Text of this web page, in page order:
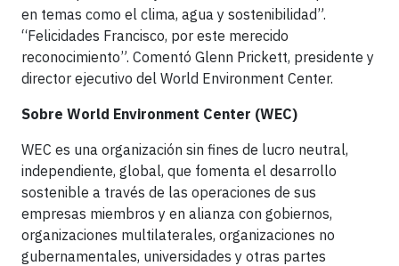
en temas como el clima, agua y sostenibilidad”.
“Felicidades Francisco, por este merecido
reconocimiento”. Comentó Glenn Prickett, presidente y
director ejecutivo del World Environment Center.
Sobre World Environment Center (WEC)
WEC es una organización sin fines de lucro neutral,
independiente, global, que fomenta el desarrollo
sostenible a través de las operaciones de sus
empresas miembros y en alianza con gobiernos,
organizaciones multilaterales, organizaciones no
gubernamentales, universidades y otras partes